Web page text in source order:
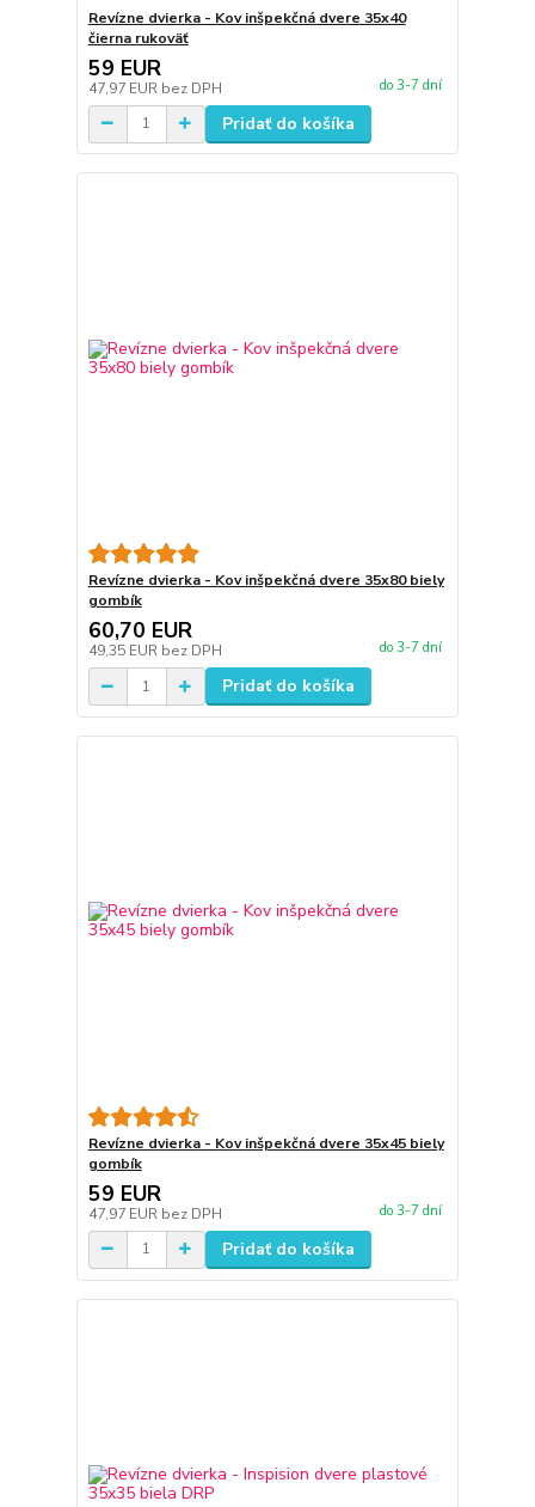
Revízne dvierka - Kov inšpekčná dvere 35x40
čierna rukoväť
59 EUR
47,97 EUR bez DPH do 3-7 dní
Pridať do košíka
Revízne dvierka - Kov inšpekčná dvere 35x80 biely
gombík
60,70 EUR
49,35 EUR bez DPH do 3-7 dní
Pridať do košíka
Revízne dvierka - Kov inšpekčná dvere 35x45 biely
gombík
59 EUR
47,97 EUR bez DPH do 3-7 dní
Pridať do košíka